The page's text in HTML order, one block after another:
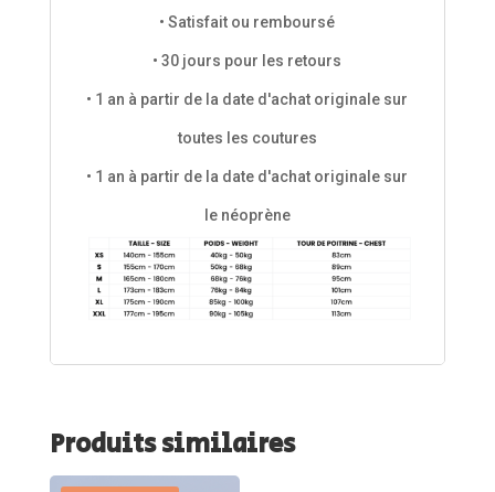
• Satisfait ou remboursé
• 30 jours pour les retours
• 1 an à partir de la date d'achat originale sur
toutes les coutures
• 1 an à partir de la date d'achat originale sur
le néoprène
Produits similaires